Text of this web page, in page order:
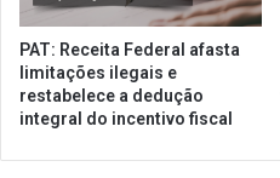
PAT: Receita Federal afasta
limitações ilegais e
restabelece a dedução
integral do incentivo fiscal